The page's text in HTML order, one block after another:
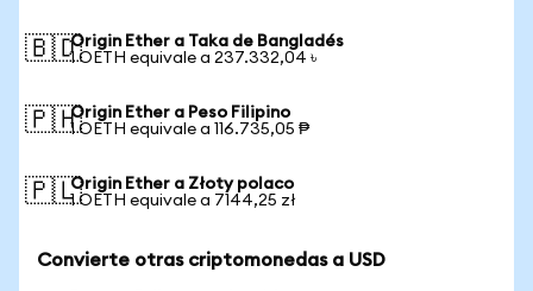
🇧🇩Origin Ether a Taka de Bangladés
1 OETH equivale a 237.332,04 ৳
🇵🇭Origin Ether a Peso Filipino
1 OETH equivale a 116.735,05 ₱
🇵🇱Origin Ether a Złoty polaco
1 OETH equivale a 7144,25 zł
Convierte otras criptomonedas a USD